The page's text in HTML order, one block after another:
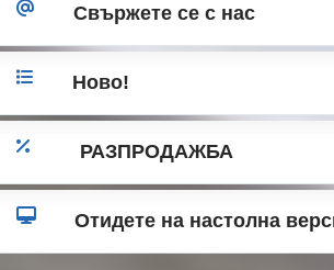
Свържете се с нас
Ново!
РАЗПРОДАЖБА
Отидете на настолна